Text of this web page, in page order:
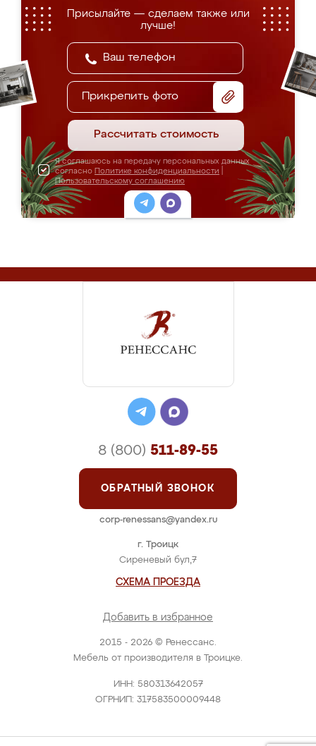
Присылайте — сделаем также или
лучше!
Прикрепить фото
Рассчитать стоимость
Я соглашаюсь на передачу персональных данных
согласно Политике конфиденциальности
Пользовательскому соглашению
2015 - 2026 © Ренессанс.
Мебель от производителя в Троицке.
ИНН: 580313642057
ОГРНИП: 317583500009448
г. Троицк
Сиреневый бул,7
СХЕМА ПРОЕЗДА
Добавить в избранное
8 (800) 511-89-55
ОБРАТНЫЙ ЗВОНОК
corp-renessans@yandex.ru